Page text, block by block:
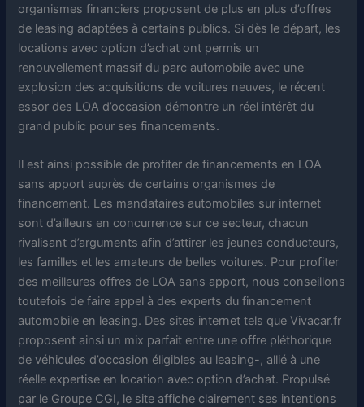
organismes financiers proposent de plus en plus d’offres
de leasing adaptées à certains publics. Si dès le départ, les
locations avec option d’achat ont permis un
renouvellement massif du parc automobile avec une
explosion des acquisitions de voitures neuves, le récent
essor des LOA d’occasion démontre un réel intérêt du
grand public pour ses financements.
Il est ainsi possible de profiter de financements en LOA
sans apport auprès de certains organismes de
financement. Les mandataires automobiles sur internet
sont d’ailleurs en concurrence sur ce secteur, chacun
rivalisant d’arguments afin d’attirer les jeunes conducteurs,
les familles et les amateurs de belles voitures. Pour profiter
des meilleures offres de LOA sans apport, nous conseillons
toutefois de faire appel à des experts du financement
automobile en leasing. Des sites internet tels que Vivacar.fr
proposent ainsi un mix parfait entre une offre pléthorique
de véhicules d’occasion éligibles au leasing-, allié à une
réelle expertise en location avec option d’achat. Propulsé
par le Groupe CGI, le site affiche clairement ses intentions